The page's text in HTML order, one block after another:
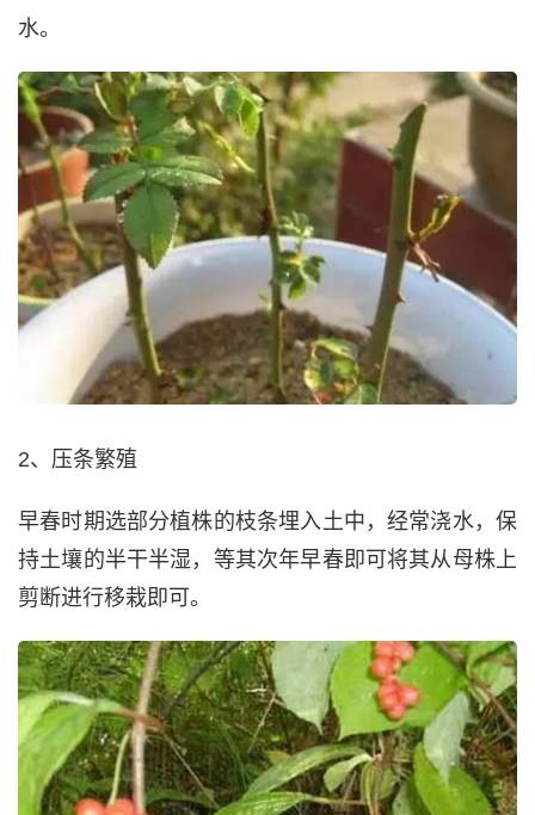
水。
2、压条繁殖
早春时期选部分植株的枝条埋入土中，经常浇水，保
持土壤的半干半湿，等其次年早春即可将其从母株上
剪断进行移栽即可。